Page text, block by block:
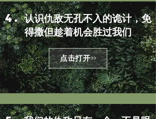
4. 认识仇敌无孔不入的诡计，免
得撒但趁着机会胜过我们
点击打开>>